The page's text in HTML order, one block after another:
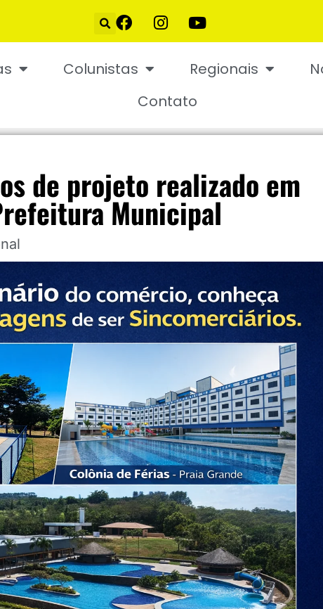
Colunistas Regionais
Contato
de projeto realizado em
Municipal